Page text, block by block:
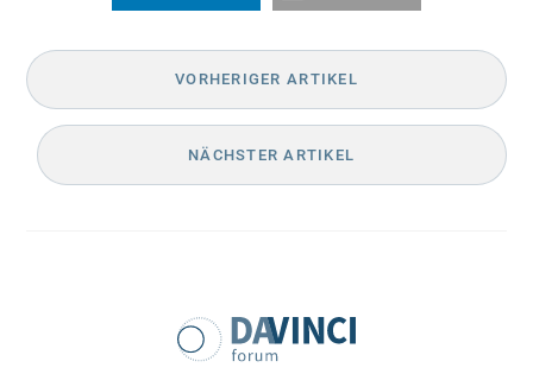
VORHERIGER ARTIKEL
NÄCHSTER ARTIKEL